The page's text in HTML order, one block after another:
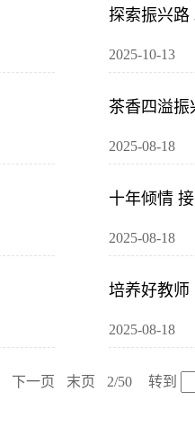
探索振兴路
2025-10-13
茶香四溢振
2025-08-18
十年倾情
2025-08-18
培养好教师
2025-08-18
下一页 末页 2/50 转到